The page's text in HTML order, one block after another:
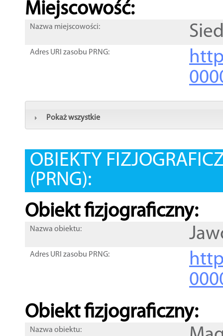
Miejscowość:
Nazwa miejscowości:
Adres URI zasobu PRNG:
Pokaż wszystkie
OBIEKTY
(PRNG):
Obiekt fizjograficzny:
Nazwa obiektu:
Adres URI zasobu PRNG:
Obiekt fizjograficzny:
Nazwa obiektu: